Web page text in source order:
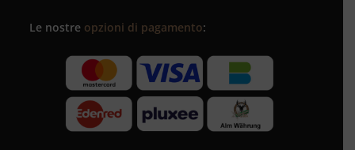
Le nostre opzioni di pagamento: